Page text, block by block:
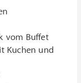
vom Buffet
Kuchen und